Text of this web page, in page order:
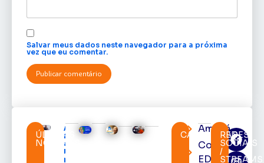
Salvar meus dados neste navegador para a próxima
vez que eu comentar.
ÚLTIMAS
NOTÍCIAS
Acácio
Favacho
apresenta
balanço
parcial do
CATEGORIAS
Amapá
Cortes
EDcast
REDES
SOCIAIS
/
STREAMS